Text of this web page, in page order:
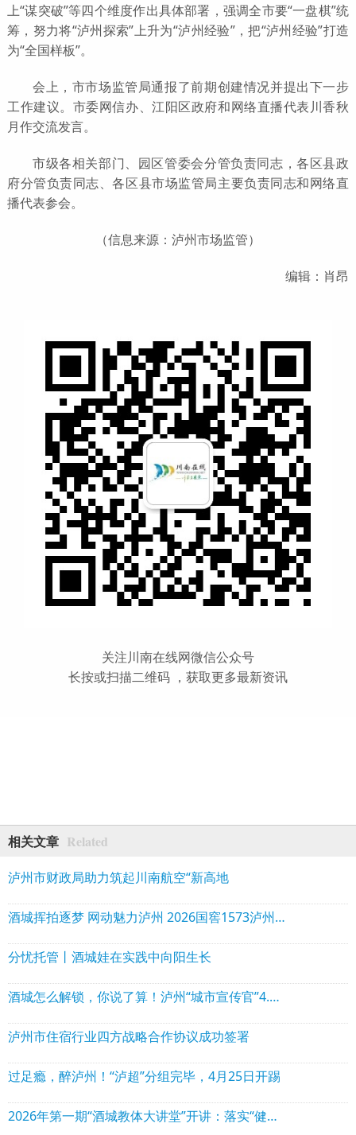
上“谋突破”等四个维度作出具体部署，强调全市要“一盘棋”统
筹，努力将“泸州探索”上升为“泸州经验”，把“泸州经验”打造
为“全国样板”。
会上，市市场监管局通报了前期创建情况并提出下一步
工作建议。市委网信办、江阳区政府和网络直播代表川香秋
月作交流发言。
市级各相关部门、园区管委会分管负责同志，各区县政
府分管负责同志、各区县市场监管局主要负责同志和网络直
播代表参会。
（信息来源：泸州市场监管）
编辑：肖昂
关注川南在线网微信公众号
长按或扫描二维码 ，获取更多最新资讯
相关文章 Related
泸州市财政局助力筑起川南航空“新高地
酒城挥拍逐梦 网动魅力泸州 2026国窖1573泸州国际网球公开赛扬帆启幕
分忧托管丨酒城娃在实践中向阳生长
酒城怎么解锁，你说了算！泸州“城市宣传官”4.0招募启动
泸州市住宿行业四方战略合作协议成功签署
过足瘾，醉泸州！“泸超”分组完毕，4月25日开踢
2026年第一期“酒城教体大讲堂”开讲：落实“健康第一” 促进学生身心健康